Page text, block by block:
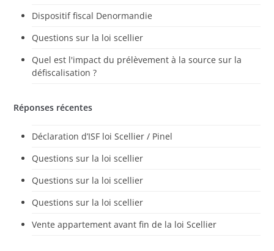
Dispositif fiscal Denormandie
Questions sur la loi scellier
Quel est l'impact du prélèvement à la source sur la
défiscalisation ?
Réponses récentes
Déclaration d’ISF loi Scellier / Pinel
Questions sur la loi scellier
Questions sur la loi scellier
Questions sur la loi scellier
Vente appartement avant fin de la loi Scellier